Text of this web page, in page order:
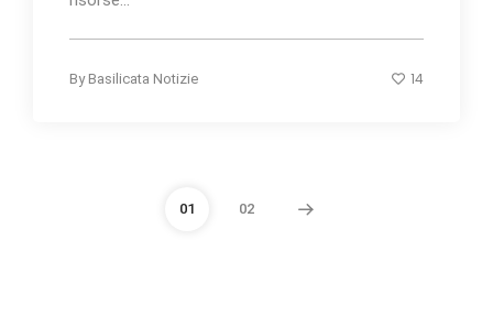
By Basilicata Notizie 14
01 02